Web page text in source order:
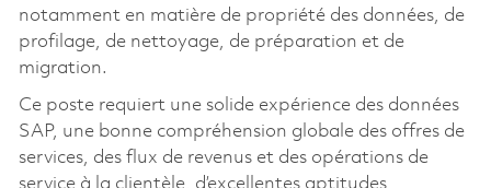
notamment en matière de propriété des données, de
profilage, de nettoyage, de préparation et de
migration.
Ce poste requiert une solide expérience des données
SAP, une bonne compréhension globale des offres de
services, des flux de revenus et des opérations de
service à la clientèle, d’excellentes aptitudes